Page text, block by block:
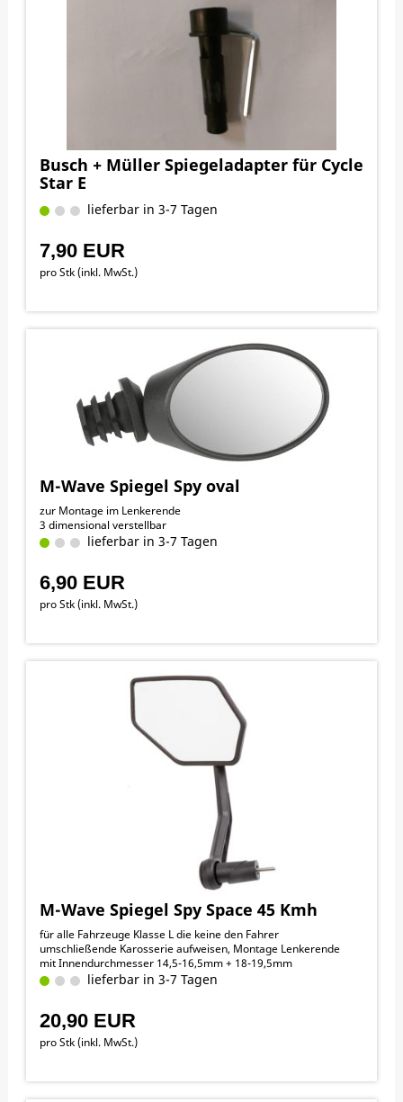
Busch + Müller Spiegeladapter für Cycle
Star E
lieferbar in 3-7 Tagen
7,90 EUR
pro Stk (inkl. MwSt.)
M-Wave Spiegel Spy oval
zur Montage im Lenkerende
3 dimensional verstellbar
lieferbar in 3-7 Tagen
6,90 EUR
pro Stk (inkl. MwSt.)
M-Wave Spiegel Spy Space 45 Kmh
für alle Fahrzeuge Klasse L die keine den Fahrer
umschließende Karosserie aufweisen, Montage Lenkerende
mit Innendurchmesser 14,5-16,5mm + 18-19,5mm
lieferbar in 3-7 Tagen
20,90 EUR
pro Stk (inkl. MwSt.)